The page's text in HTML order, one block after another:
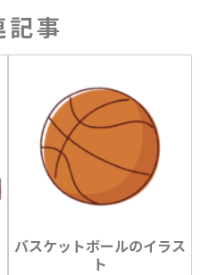
記事
バスケットボールのイラス
ト